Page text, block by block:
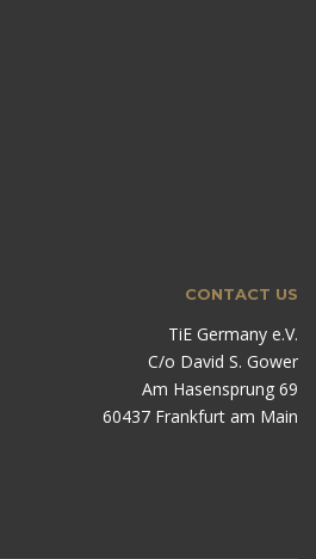
CONTACT US
TiE Germany e.V.
C/o David S. Gower
Am Hasensprung 69
60437 Frankfurt am Main